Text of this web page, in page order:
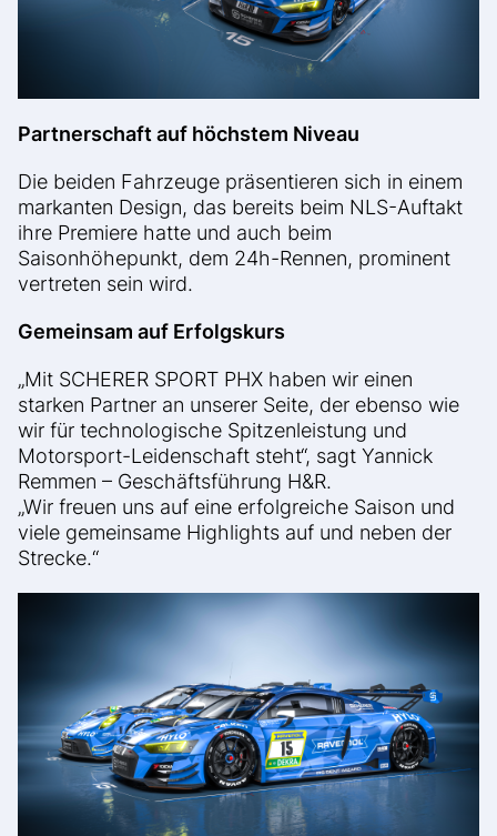
Partnerschaft auf höchstem Niveau
Die beiden Fahrzeuge präsentieren sich in einem
markanten Design, das bereits beim NLS-Auftakt
ihre Premiere hatte und auch beim
Saisonhöhepunkt, dem 24h-Rennen, prominent
vertreten sein wird.
Gemeinsam auf Erfolgskurs
„Mit SCHERER SPORT PHX haben wir einen
starken Partner an unserer Seite, der ebenso wie
wir für technologische Spitzenleistung und
Motorsport-Leidenschaft steht“, sagt Yannick
Remmen – Geschäftsführung H&R.
„Wir freuen uns auf eine erfolgreiche Saison und
viele gemeinsame Highlights auf und neben der
Strecke.“